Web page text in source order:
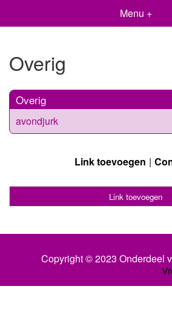
Menu +
Overig
Overig
avondjurk
Link toevoegen
Link toevoegen
Copyright © 2023 Onderdeel